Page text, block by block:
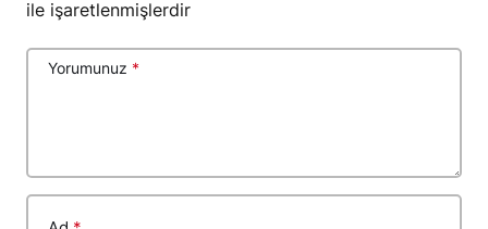
ile işaretlenmişlerdir
Yorumunuz *